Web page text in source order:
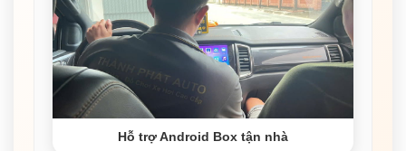
Hỗ trợ Android Box tận nhà